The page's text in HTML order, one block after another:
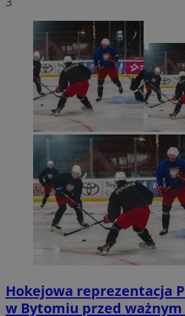
Hokejowa reprezentacja
w Bytomiu przed